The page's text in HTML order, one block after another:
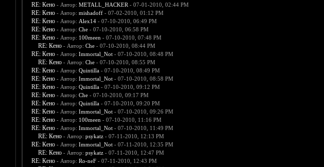
RE: Кено - Автор: METALL_HACKER - 07-01-2010, 02:44 PM
RE: Кено - Автор: mishadoff- 07-02-2010, 01:12 PM
RE: Кено - Автор: Alex14- 07-10-2010, 06:49 PM
RE: Кено - Автор: Che- 07-10-2010, 06:58 PM
RE: Кено - Автор: 100meen - 07-10-2010, 07:48 PM
RE: Кено - Автор: Che- 07-10-2010, 08:44 PM
RE: Кено - Автор: Immortal_Not- 07-10-2010, 08:48 PM
RE: Кено - Автор: Che- 07-10-2010, 08:55 PM
RE: Кено - Автор: Quintilla- 07-10-2010, 08:49 PM
RE: Кено - Автор: Immortal_Not- 07-10-2010, 08:58 PM
RE: Кено - Автор: Quintilla- 07-10-2010, 09:12 PM
RE: Кено - Автор: Che- 07-10-2010, 09:17 PM
RE: Кено - Автор: Quintilla- 07-10-2010, 09:20 PM
RE: Кено - Автор: Immortal_Not- 07-10-2010, 09:26 PM
RE: Кено - Автор: 100meen - 07-10-2010, 11:16 PM
RE: Кено - Автор: Immortal_Not- 07-10-2010, 11:49 PM
RE: Кено - Автор: psykatz- 07-11-2010, 12:13 PM
RE: Кено - Автор: Immortal_Not- 07-11-2010, 12:35 PM
RE: Кено - Автор: psykatz- 07-11-2010, 12:47 PM
RE: Кено - Автор: Ro-neF- 07-11-2010, 12:43 PM